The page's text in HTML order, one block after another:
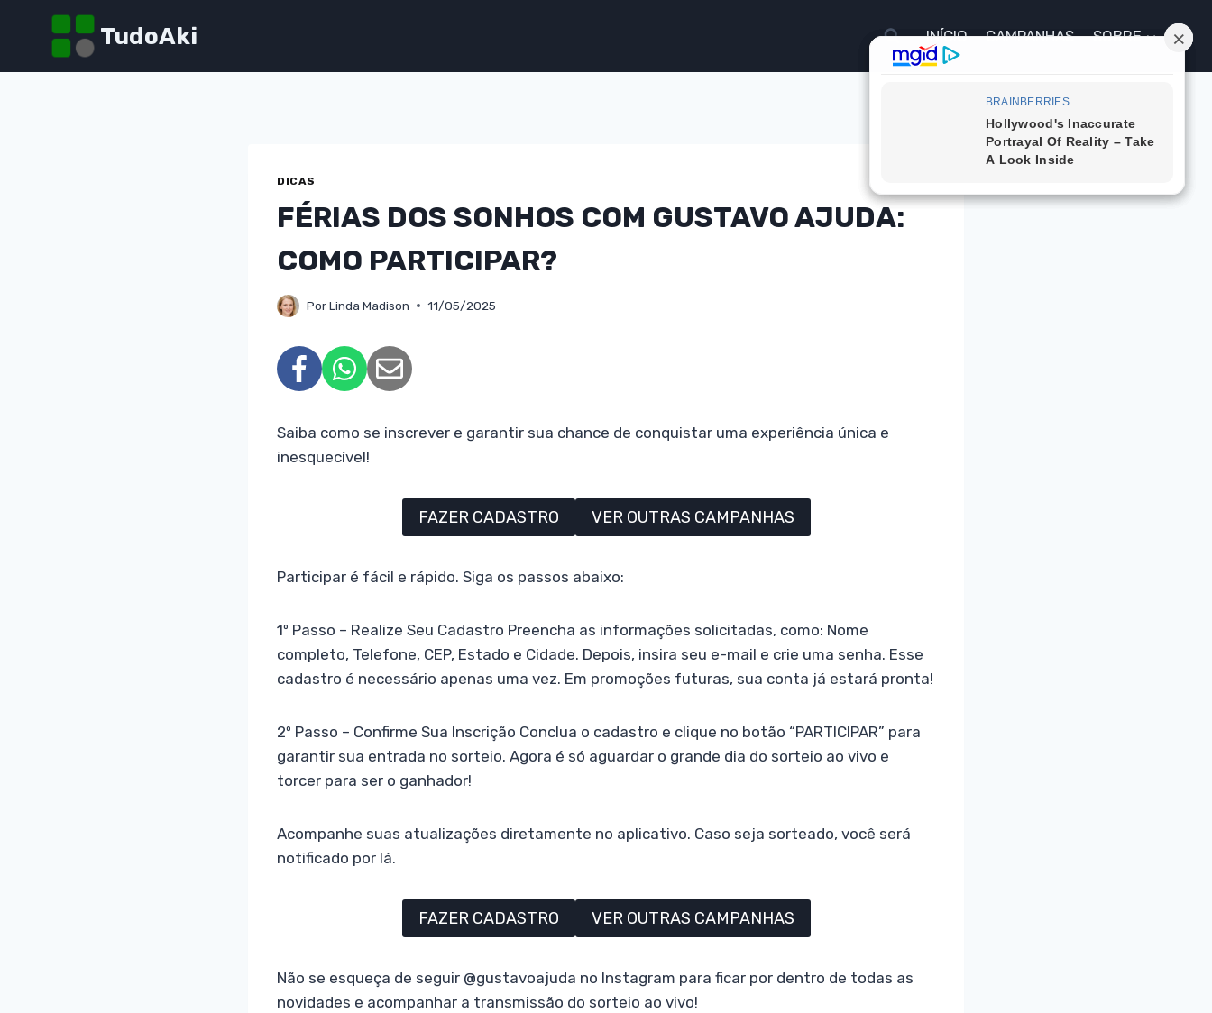
TudoAki INÍCIO CAMPANHAS SOBRE
DICAS
FÉRIAS DOS SONHOS COM GUSTAVO AJUDA:
COMO PARTICIPAR?
PorLinda Madison 11/05/2025
Saiba como se inscrever e garantir sua chance de conquistar uma experiência única e
inesquecível!
FAZER CADASTRO VER OUTRAS CAMPANHAS
Participar é fácil e rápido. Siga os passos abaixo:
1º Passo – Realize Seu Cadastro Preencha as informações solicitadas, como: Nome
completo, Telefone, CEP, Estado e Cidade. Depois, insira seu e-mail e crie uma senha. Esse
cadastro é necessário apenas uma vez. Em promoções futuras, sua conta já estará pronta!
2º Passo – Confirme Sua Inscrição Conclua o cadastro e clique no botão “PARTICIPAR” para
garantir sua entrada no sorteio. Agora é só aguardar o grande dia do sorteio ao vivo e
torcer para ser o ganhador!
Acompanhe suas atualizações diretamente no aplicativo. Caso seja sorteado, você será
notificado por lá.
FAZER CADASTRO VER OUTRAS CAMPANHAS
Não se esqueça de seguir @gustavoajuda no Instagram para ficar por dentro de todas as
novidades e acompanhar a transmissão do sorteio ao vivo!